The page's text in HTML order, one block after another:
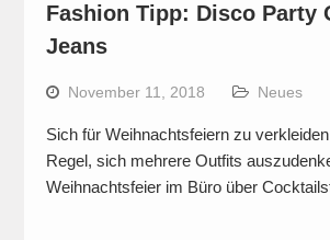
Fashion Tipp: Disco Party
Jeans
November 11, 2018 Neues
Sich für Weihnachtsfeiern zu
Regel, sich mehrere Outfits
Weihnachtsfeier im Büro über